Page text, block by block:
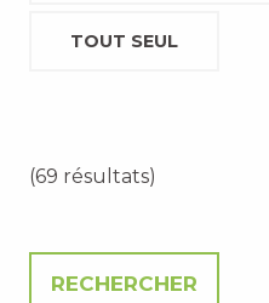
TOUT SEUL
(69 résultats)